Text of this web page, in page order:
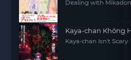
Dealing with
Kaya-chan Không
Kaya-chan Isn't Scary